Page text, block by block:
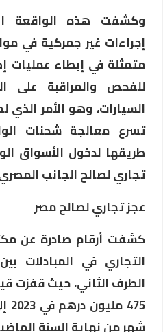
وكشفت هذه الواقعة
إجراءات غير جمركية في
متمثلة في إبطاء عمليات
للفحص والمراقبة على
السيارات، وهو الأمر
تسرع معالجة شحنات
طريقها لدخول الأسواق
تجاري لصالح الجانب
عجز تجاري لصالح مصر
كشفت أرقام صادرة عن
التجاري في المبادلات
الطرف الثاني، حيث قفزت
شهر من نهاية السنة